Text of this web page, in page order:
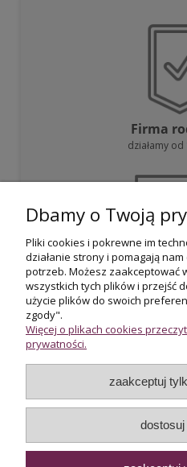
Firma
działamy
Darmowa
przy zakupie
Certyfikowani
wycena i
Dbamy o Twoją
Pliki cookies i pokrewne im
działanie strony i pomagają
potrzeb. Możesz zaakceptować
wszystkich tych plików i przejść
użycie plików do swoich
zgody".
Więcej o plikach cookies
prywatności.
zaakceptuj